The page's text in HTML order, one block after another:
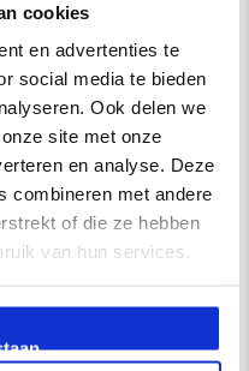
cookies
en advertenties te
social media te bieden
Ook delen we
site met onze
en analyse. Deze
combineren met andere
of die ze hebben
van hun services.